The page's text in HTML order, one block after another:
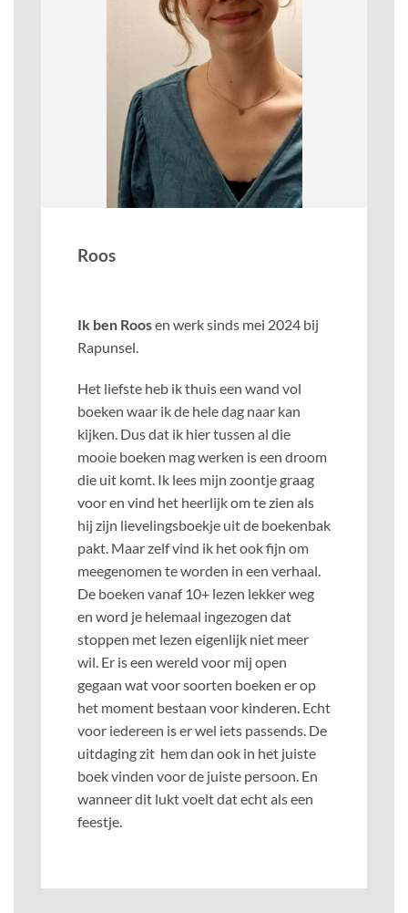
Roos
Ik ben Roosen werk sinds mei 2024 bij
Rapunsel.
Het liefste heb ik thuis een wand vol
boeken waar ik de hele dag naar kan
kijken. Dus dat ik hier tussen al die
mooie boeken mag werken is een droom
die uit komt. Ik lees mijn zoontje graag
voor en vind het heerlijk om te zien als
hij zijn lievelingsboekje uit de boekenbak
pakt. Maar zelf vind ik het ook fijn om
meegenomen te worden in een verhaal.
De boeken vanaf 10+ lezen lekker weg
en word je helemaal ingezogen dat
stoppen met lezen eigenlijk niet meer
wil. Er is een wereld voor mij open
gegaan wat voor soorten boeken er op
het moment bestaan voor kinderen. Echt
voor iedereen is er wel iets passends. De
uitdaging zit hem dan ook in het juiste
boek vinden voor de juiste persoon. En
wanneer dit lukt voelt dat echt als een
feestje.